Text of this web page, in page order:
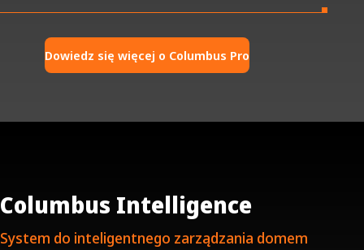
Dowiedz się więcej o Columbus Pro
Columbus Intelligence
System do inteligentnego zarządzania domem